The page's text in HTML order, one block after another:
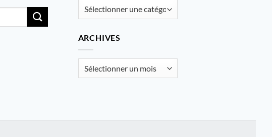
Filtrer
les
par
catégorie
ARCHIVES
Archives